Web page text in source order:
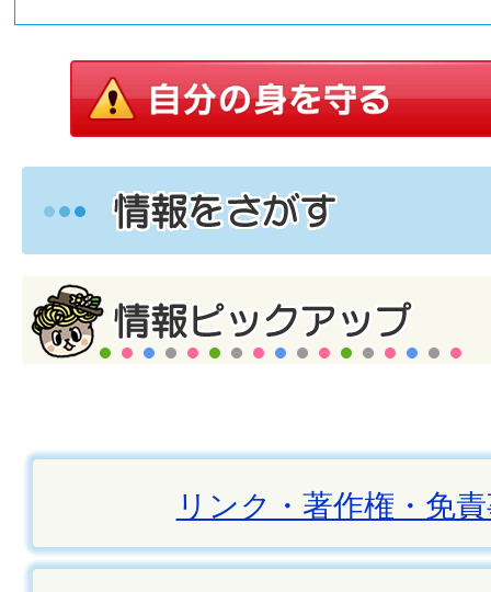
リンク・著作権・免